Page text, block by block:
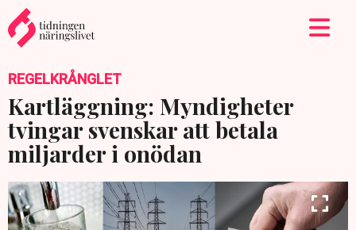
REGELKRÅNGLET
Kartläggning: Myndigheter
tvingar svenskar att betala
miljarder i onödan